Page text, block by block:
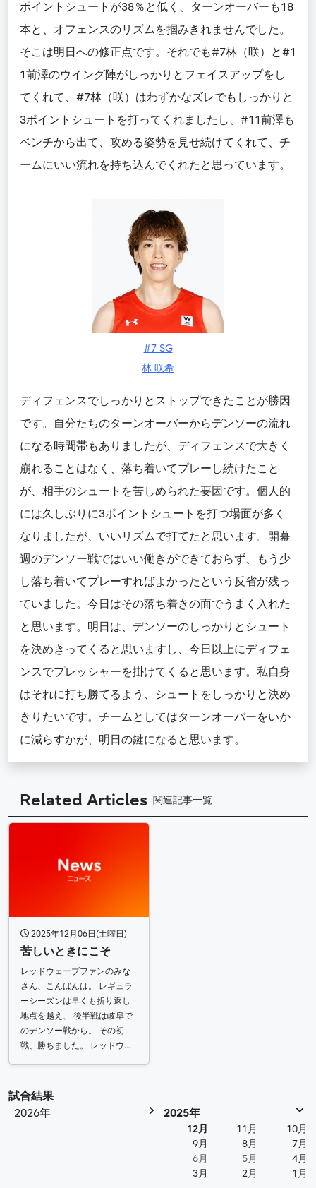
ポイントシュートが38％と低く、ターンオーバーも18
本と、オフェンスのリズムを掴みきれませんでした。
そこは明日への修正点です。それでも#7林（咲）と#1
1前澤のウイング陣がしっかりとフェイスアップをし
てくれて、#7林（咲）はわずかなズレでもしっかりと
3ポイントシュートを打ってくれましたし、#11前澤も
ベンチから出て、攻める姿勢を見せ続けてくれて、チ
ームにいい流れを持ち込んでくれたと思っています。
#7 SG
林 咲希
ディフェンスでしっかりとストップできたことが勝因
です。自分たちのターンオーバーからデンソーの流れ
になる時間帯もありましたが、ディフェンスで大きく
崩れることはなく、落ち着いてプレーし続けたこと
が、相手のシュートを苦しめられた要因です。個人的
には久しぶりに3ポイントシュートを打つ場面が多く
なりましたが、いいリズムで打てたと思います。開幕
週のデンソー戦ではいい働きができておらず、もう少
し落ち着いてプレーすればよかったという反省が残っ
ていました。今日はその落ち着きの面でうまく入れた
と思います。明日は、デンソーのしっかりとシュート
を決めきってくると思いますし、今日以上にディフェ
ンスでプレッシャーを掛けてくると思います。私自身
はそれに打ち勝てるよう、シュートをしっかりと決め
きりたいです。チームとしてはターンオーバーをいか
に減らすかが、明日の鍵になると思います。
Related Articles 関連記事一覧
2025年12月06日(土曜日)
苦しいときにこそ
レッドウェーブファンのみな
さん、こんばんは。 レギュラ
ーシーズンは早くも折り返し
地点を越え、 後半戦は岐阜で
のデンソー戦から。 その初
戦、勝ちました。 レッドウ…
試合結果
2026年
2025年
12月 11月
10月
9月
8月
7月
6月
5月
4月
3月
2月 1月